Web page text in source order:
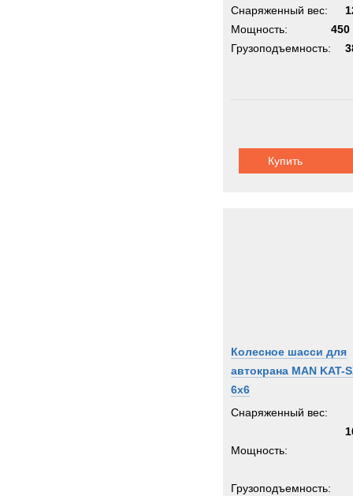
Снаряженный вес:
Мощность:
450
Грузоподъемность:
Купить
Колесное шасси для
автокрана MAN KAT-
6x6
Снаряженный вес:
Мощность:
Грузоподъемность: